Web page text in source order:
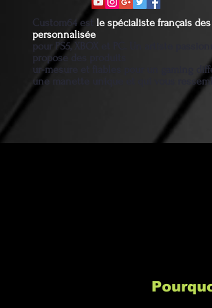
Custom64 est le spécialiste français
personnalisée
pour PS5, XBOX et PC. Un artiste
propose des produits
ur-mesure et fiables pour un gaming
une manette unique et qui vous